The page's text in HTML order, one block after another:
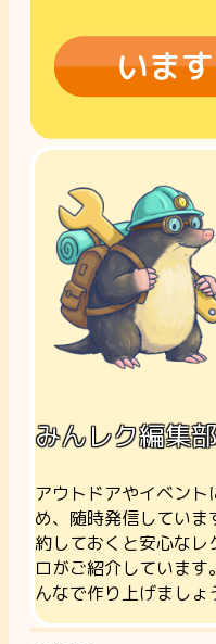
みんレク編集部
アウトドアやイベン
め、随時発信してい
約しておくと安心な
ロがご紹介していま
んなで作り上げましょ